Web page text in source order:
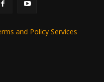
and Policy Services